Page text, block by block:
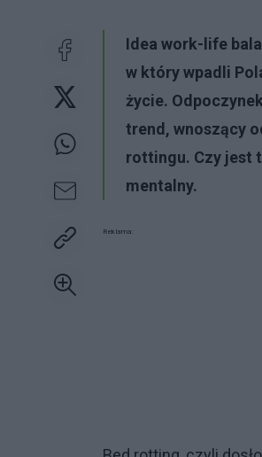
Idea work-life
w który wpadli
życie.
trend, wnoszący
rottingu. Czy jest
mentalny.
Reklama: